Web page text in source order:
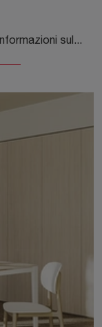
Vuoi rinnovare la zona giorno? Ottieni informazioni sulle librerie moderne divisorie e arreda i tuoi spazi con il modello Golf Infinity U07.